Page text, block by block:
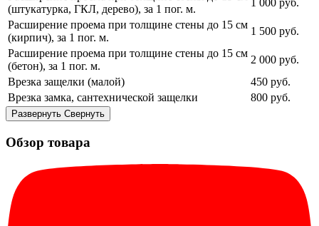
(штукатурка, ГКЛ, дерево), за 1 пог. м.
1 000 руб.
Расширение проема при толщине стены до 15 см
(кирпич), за 1 пог. м.
1 500 руб.
Расширение проема при толщине стены до 15 см
(бетон), за 1 пог. м.
2 000 руб.
Врезка защелки (малой)
450 руб.
Врезка замка, сантехнической защелки
800 руб.
Развернуть Свернуть
Обзор товара